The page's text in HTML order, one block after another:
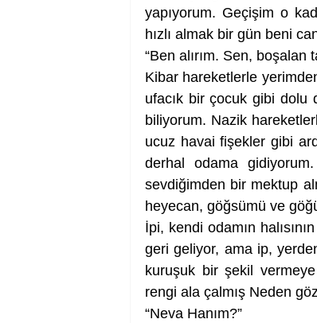
yapıyorum. Geçişim o
hızlı almak bir gün beni
“Ben alırım. Sen,
Kibar hareketlerle
ufacık bir çocuk gibi dolu
biliyorum. Nazik
ucuz havai fişekler gibi
derhal odama
sevdiğimden bir mektup
heyecan, göğsümü ve
İpi, kendi odamın
geri geliyor, ama ip,
kuruşuk bir şekil vermeye
rengi ala çalmış Neden
“Neva Hanım?”